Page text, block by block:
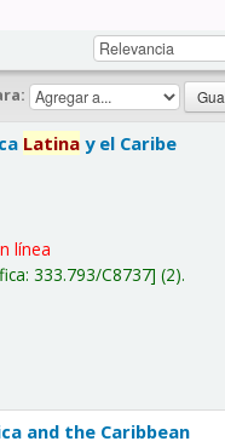
Latina y el Caribe
línea
333.793/C8737 (2).
and the Caribbean